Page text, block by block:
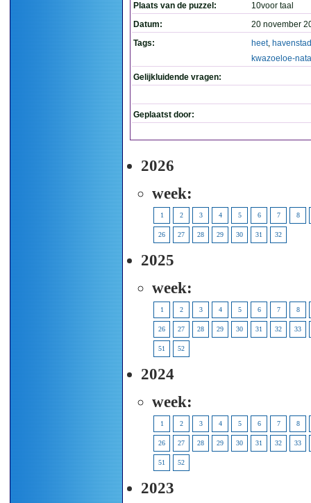
Plaats van de puzzel:
10voor taal
Datum:
20 november
Tags:
heet, havenstad
kwazoeloe-
Gelijkluidende vragen:
Geplaatst door:
2026
week:
1 2 3 4 5 6 7 8
26 27 28 29 30 31 32
2025
week:
1 2 3 4 5 6 7 8
26 27 28 29 30 31 32 33
51 52
2024
week:
1 2 3 4 5 6 7 8
26 27 28 29 30 31 32 33
51 52
2023